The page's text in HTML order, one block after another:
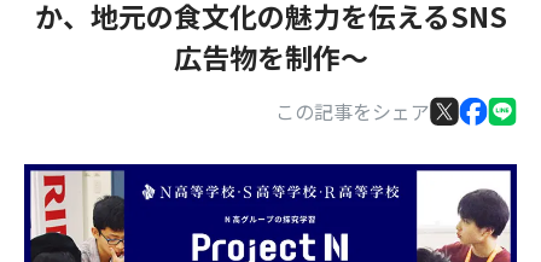
この記事をシェア
か、地元の食文化の魅力を伝えるSNS
広告物を制作〜